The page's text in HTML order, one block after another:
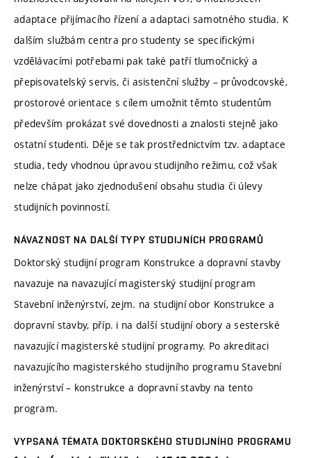
adaptace přijímacího řízení a adaptaci samotného studia. K
dalším službám centra pro studenty se specifickými
vzdělávacími potřebami pak také patří tlumočnický a
přepisovatelský servis, či asistenční služby – průvodcovské,
prostorové orientace s cílem umožnit těmto studentům
především prokázat své dovednosti a znalosti stejně jako
ostatní studenti. Děje se tak prostřednictvím tzv. adaptace
studia, tedy vhodnou úpravou studijního režimu, což však
nelze chápat jako zjednodušení obsahu studia či úlevy
studijních povinností.
NÁVAZNOST NA DALŠÍ TYPY STUDIJNÍCH PROGRAMŮ
Doktorský studijní program Konstrukce a dopravní stavby
navazuje na navazující magisterský studijní program
Stavební inženýrství, zejm. na studijní obor Konstrukce a
dopravní stavby, příp. i na další studijní obory a sesterské
navazující magisterské studijní programy. Po akreditaci
navazujícího magisterského studijního programu Stavební
inženýrství – konstrukce a dopravní stavby na tento
program.
VYPSANÁ TÉMATA DOKTORSKÉHO STUDIJNÍHO PROGRAMU